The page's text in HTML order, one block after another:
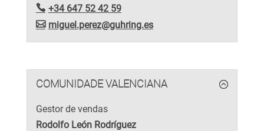
+34 647 52 42 59
miguel.perez@guhring.es
COMUNIDADE VALENCIANA
Gestor de vendas
Rodolfo León Rodríguez